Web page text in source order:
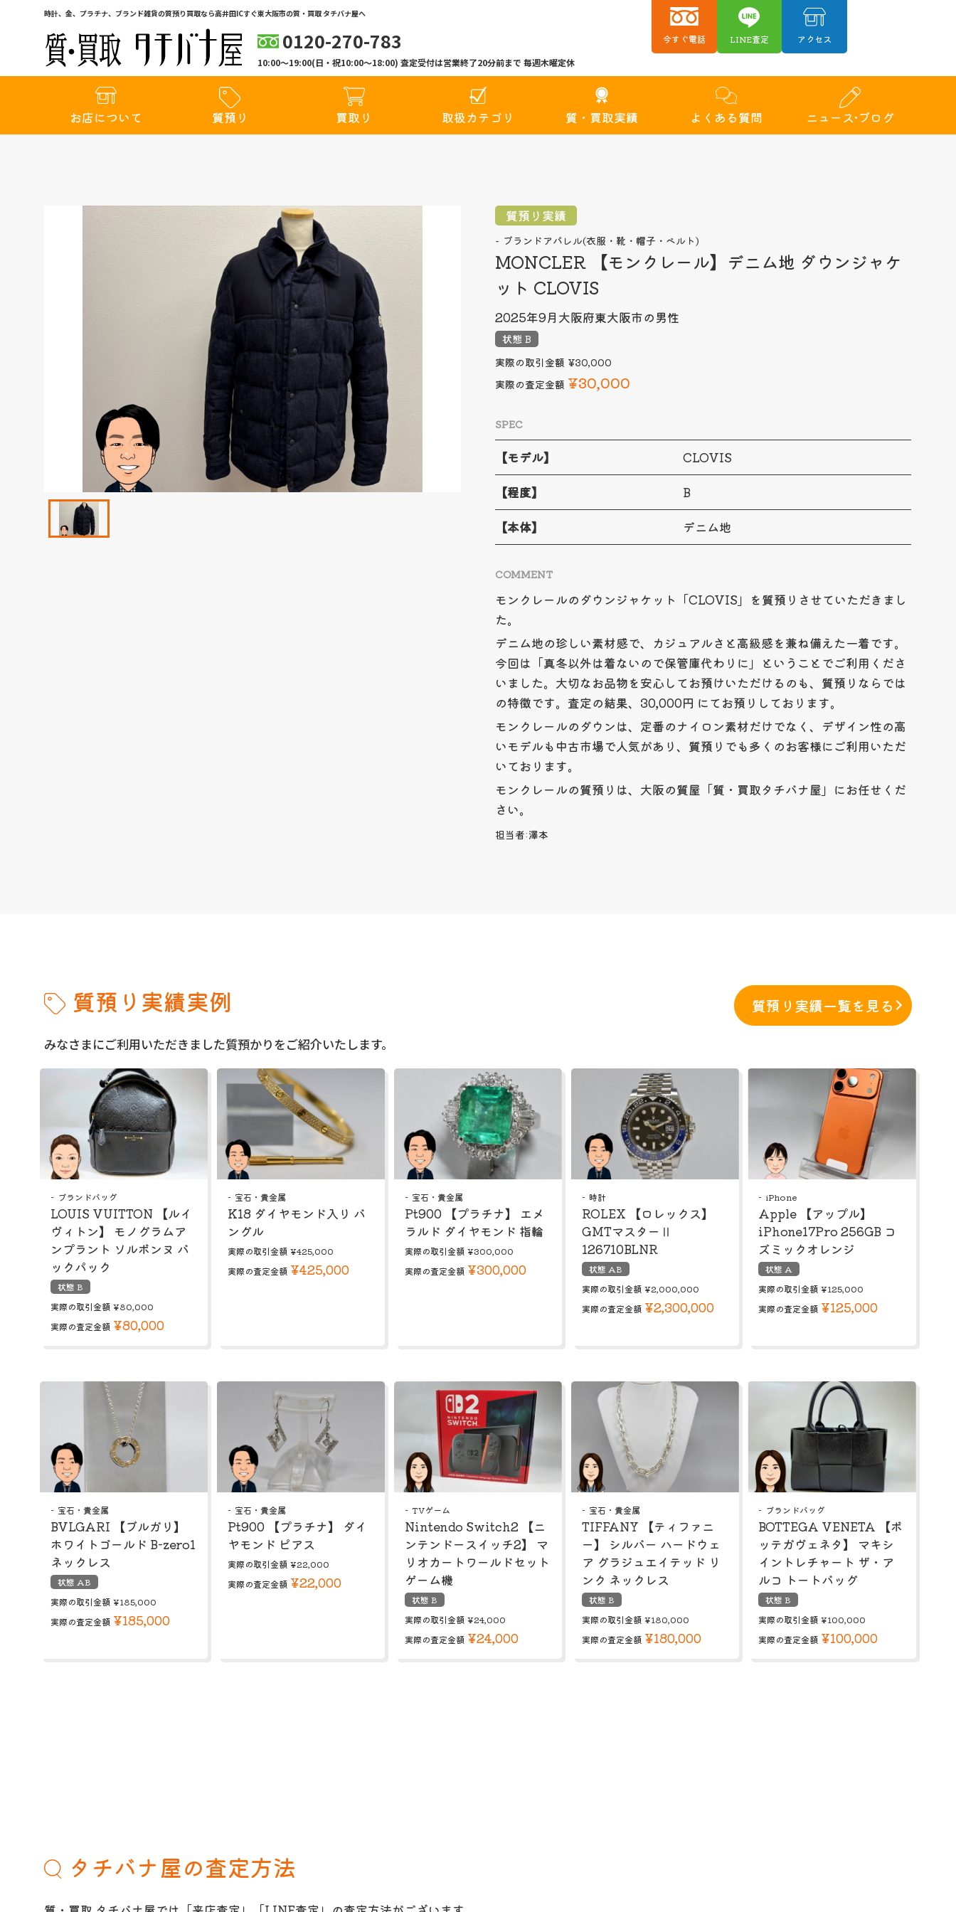
時計、金、プラチナ、ブランド雑貨の質預り買取なら高井田ICすぐ東大阪市の質・買取 タチバナ屋へ
0120-270-783
10:00〜19:00(日・祝10:00〜18:00) 査定受付は営業終了20分前まで 毎週木曜定休
今すぐ電話 LINE査定 アクセス
お店について 質預り 買取り 取扱カテゴリ 質・買取実績 よくある質問 ニュース•ブログ
質預り実績
ブランドアパレル(衣服・靴・帽子・ベルト)
MONCLER 【モンクレール】デニム地 ダウンジャケ
ット CLOVIS
2025年9月 大阪府東大阪市の男性
状態 B
実際の取引金額 ¥30,000
実際の査定金額 ¥30,000
SPEC
【モデル】
CLOVIS
【程度】
B
【本体】
デニム地
COMMENT
モンクレールのダウンジャケット「CLOVIS」を質預りさせていただきまし
た。
デニム地の珍しい素材感で、カジュアルさと高級感を兼ね備えた一着です。
今回は「真冬以外は着ないので保管庫代わりに」ということでご利用くださ
いました。大切なお品物を安心してお預けいただけるのも、質預りならでは
の特徴です。査定の結果、30,000円 にてお預りしております。
モンクレールのダウンは、定番のナイロン素材だけでなく、デザイン性の高
いモデルも中古市場で人気があり、質預りでも多くのお客様にご利用いただ
いております。
モンクレールの質預りは、大阪の質屋「質・買取タチバナ屋」にお任せくだ
さい。
担当者:澤本
質預り実績実例
みなさまにご利用いただきました質預かりをご紹介いたします。
ブランドバッグ
LOUIS VUITTON 【ルイ
ヴィトン】 モノグラムア
ンプラント ソルボンヌ バ
ックパック
状態 B
実際の取引金額 ¥80,000
実際の査定金額 ¥80,000
宝石・貴金属
K18 ダイヤモンド入り バ
ングル
実際の取引金額 ¥425,000
実際の査定金額 ¥425,000
宝石・貴金属
Pt900 【プラチナ】 エメ
ラルド ダイヤモンド 指輪
実際の取引金額 ¥300,000
実際の査定金額 ¥300,000
時計
ROLEX 【ロレックス】
GMTマスターⅡ
126710BLNR
状態 AB
実際の取引金額 ¥2,000,000
実際の査定金額 ¥2,300,000
iPhone
Apple 【アップル】
iPhone17Pro 256GB コ
ズミックオレンジ
状態 A
実際の取引金額 ¥125,000
実際の査定金額 ¥125,000
宝石・貴金属
BVLGARI 【ブルガリ】
ホワイトゴールド B-zero1
ネックレス
状態 AB
実際の取引金額 ¥185,000
実際の査定金額 ¥185,000
宝石・貴金属
Pt900 【プラチナ】 ダイ
ヤモンド ピアス
実際の取引金額 ¥22,000
実際の査定金額 ¥22,000
TVゲーム
Nintendo Switch2 【ニ
ンテンドースイッチ2】 マ
リオカートワールドセット
ゲーム機
状態 B
実際の取引金額 ¥24,000
実際の査定金額 ¥24,000
宝石・貴金属
TIFFANY 【ティファニ
ー】 シルバー ハードウェ
ア グラジュエイテッド リ
ンク ネックレス
状態 B
実際の取引金額 ¥180,000
実際の査定金額 ¥180,000
ブランドバッグ
BOTTEGA VENETA 【ボ
ッテガヴェネタ】 マキシ
イントレチャート ザ・ア
ルコ トートバッグ
状態 B
実際の取引金額 ¥100,000
実際の査定金額 ¥100,000
質預り実績一覧を見る
タチバナ屋の査定方法